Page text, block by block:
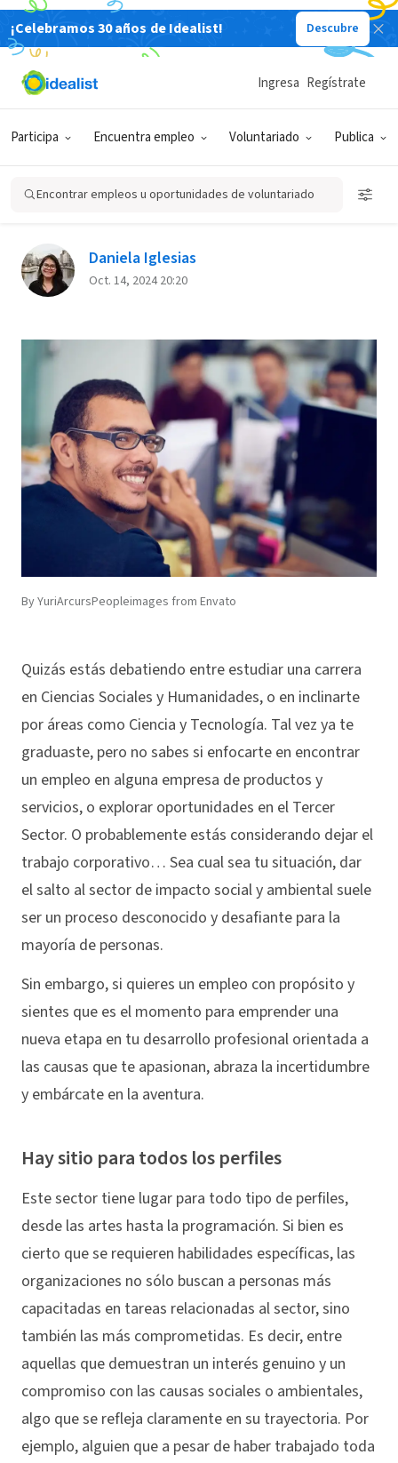
¡Celebramos 30 años de Idealist! Descubre
Participa Encuentra empleo Voluntariado Publica
Ingresa Regístrate
Encontrar empleos u oportunidades de voluntariado
Back
Cómo dar el salto al sector de
impacto social o tercer sector
Daniela Iglesias
Oct. 14, 2024 20:20
By YuriArcursPeopleimages from Envato
Quizás estás debatiendo entre estudiar una carrera
en Ciencias Sociales y Humanidades, o en inclinarte
por áreas como Ciencia y Tecnología. Tal vez ya te
graduaste, pero no sabes si enfocarte en encontrar
un empleo en alguna empresa de productos y
servicios, o explorar oportunidades en el Tercer
Sector. O probablemente estás considerando dejar el
trabajo corporativo… Sea cual sea tu situación, dar
el salto al sector de impacto social y ambiental suele
ser un proceso desconocido y desafiante para la
mayoría de personas.
Sin embargo, si quieres un empleo con propósito y
sientes que es el momento para emprender una
nueva etapa en tu desarrollo profesional orientada a
las causas que te apasionan, abraza la incertidumbre
y embárcate en la aventura.
Hay sitio para todos los perfiles
Este sector tiene lugar para todo tipo de perfiles,
desde las artes hasta la programación. Si bien es
cierto que se requieren habilidades específicas, las
organizaciones no sólo buscan a personas más
capacitadas en tareas relacionadas al sector, sino
también las más comprometidas. Es decir, entre
aquellas que demuestran un interés genuino y un
compromiso con las causas sociales o ambientales,
algo que se refleja claramente en su trayectoria. Por
ejemplo, alguien que a pesar de haber trabajado toda